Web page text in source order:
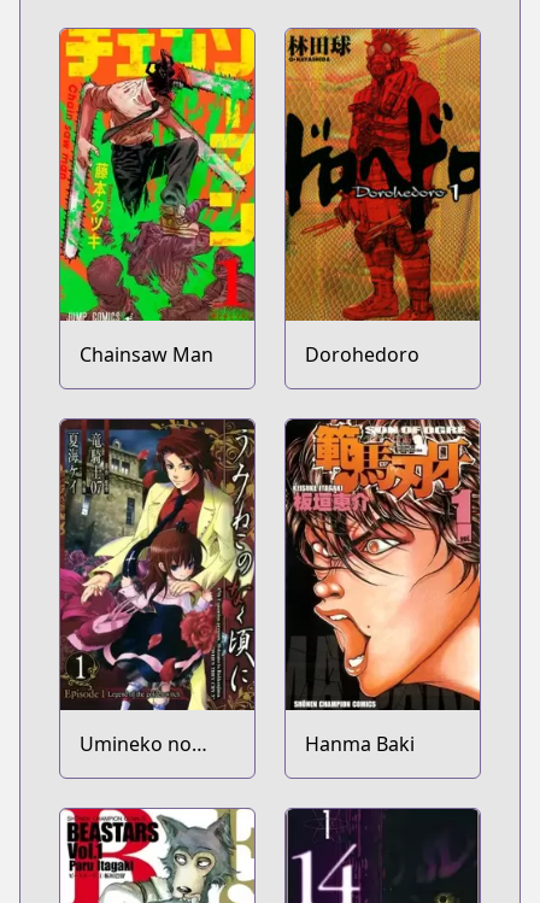
Chainsaw Man Dorohedoro
Umineko no
Naku Koro ni -
Episode 1:
Legend of the
Golden Witch
Hanma Baki